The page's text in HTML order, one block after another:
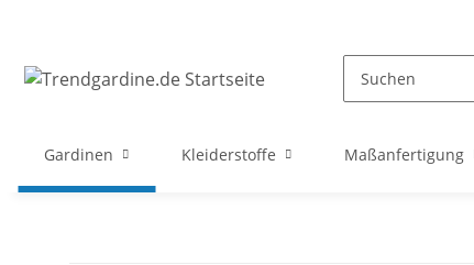
Gardinen Kleiderstoffe Maßanfertigung